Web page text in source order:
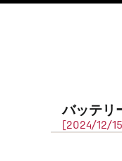
バッテリ
[2024/12/